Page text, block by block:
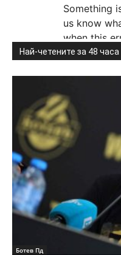
Най-четените за 48 часа
Ботев Пд